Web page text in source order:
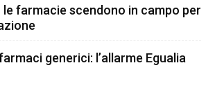
le farmacie scendono in campo per
generici: l’allarme Egualia